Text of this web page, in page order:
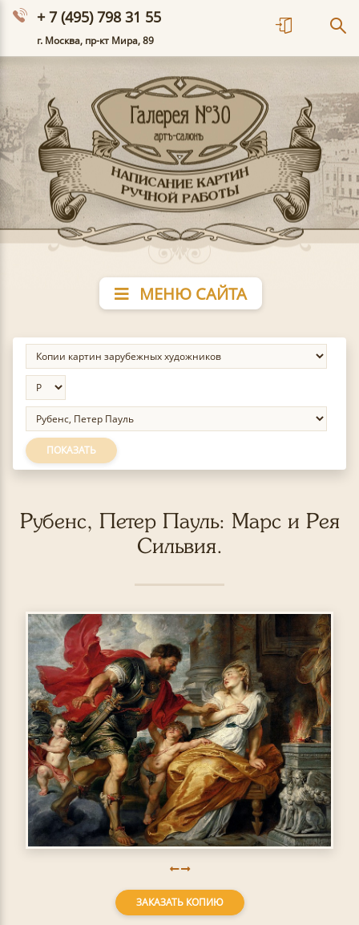
+ 7 (495) 798 31 55
г. Москва, пр-кт Мира, 89
МЕНЮ САЙТА
ПОКАЗАТЬ
Рубенс, Петер Пауль: Марс и Рея
Сильвия.
ЗАКАЗАТЬ КОПИЮ